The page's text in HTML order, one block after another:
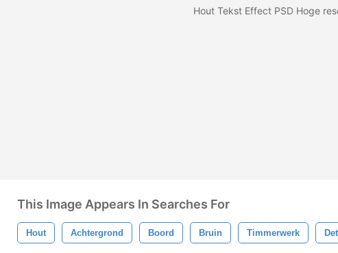
Hout Tekst Effect PSD Hoge
This Image Appears In Searches For
Hout Achtergrond Boord Bruin Timmerwerk